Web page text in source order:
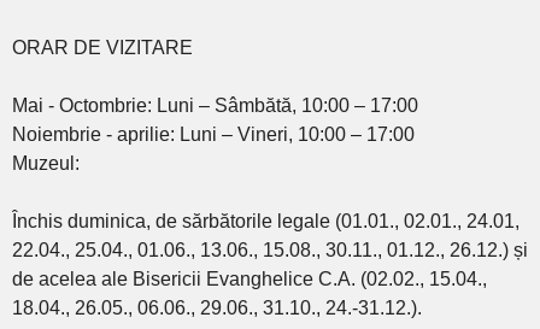
ORAR DE VIZITARE
Mai - Octombrie: Luni – Sâmbătă, 10:00 – 17:00
Noiembrie - aprilie: Luni – Vineri, 10:00 – 17:00
Muzeul:
Închis duminica, de sărbătorile legale (01.01., 02.01., 24.01,
22.04., 25.04., 01.06., 13.06., 15.08., 30.11., 01.12., 26.12.) și
de acelea ale Bisericii Evanghelice C.A. (02.02., 15.04.,
18.04., 26.05., 06.06., 29.06., 31.10., 24.-31.12.).